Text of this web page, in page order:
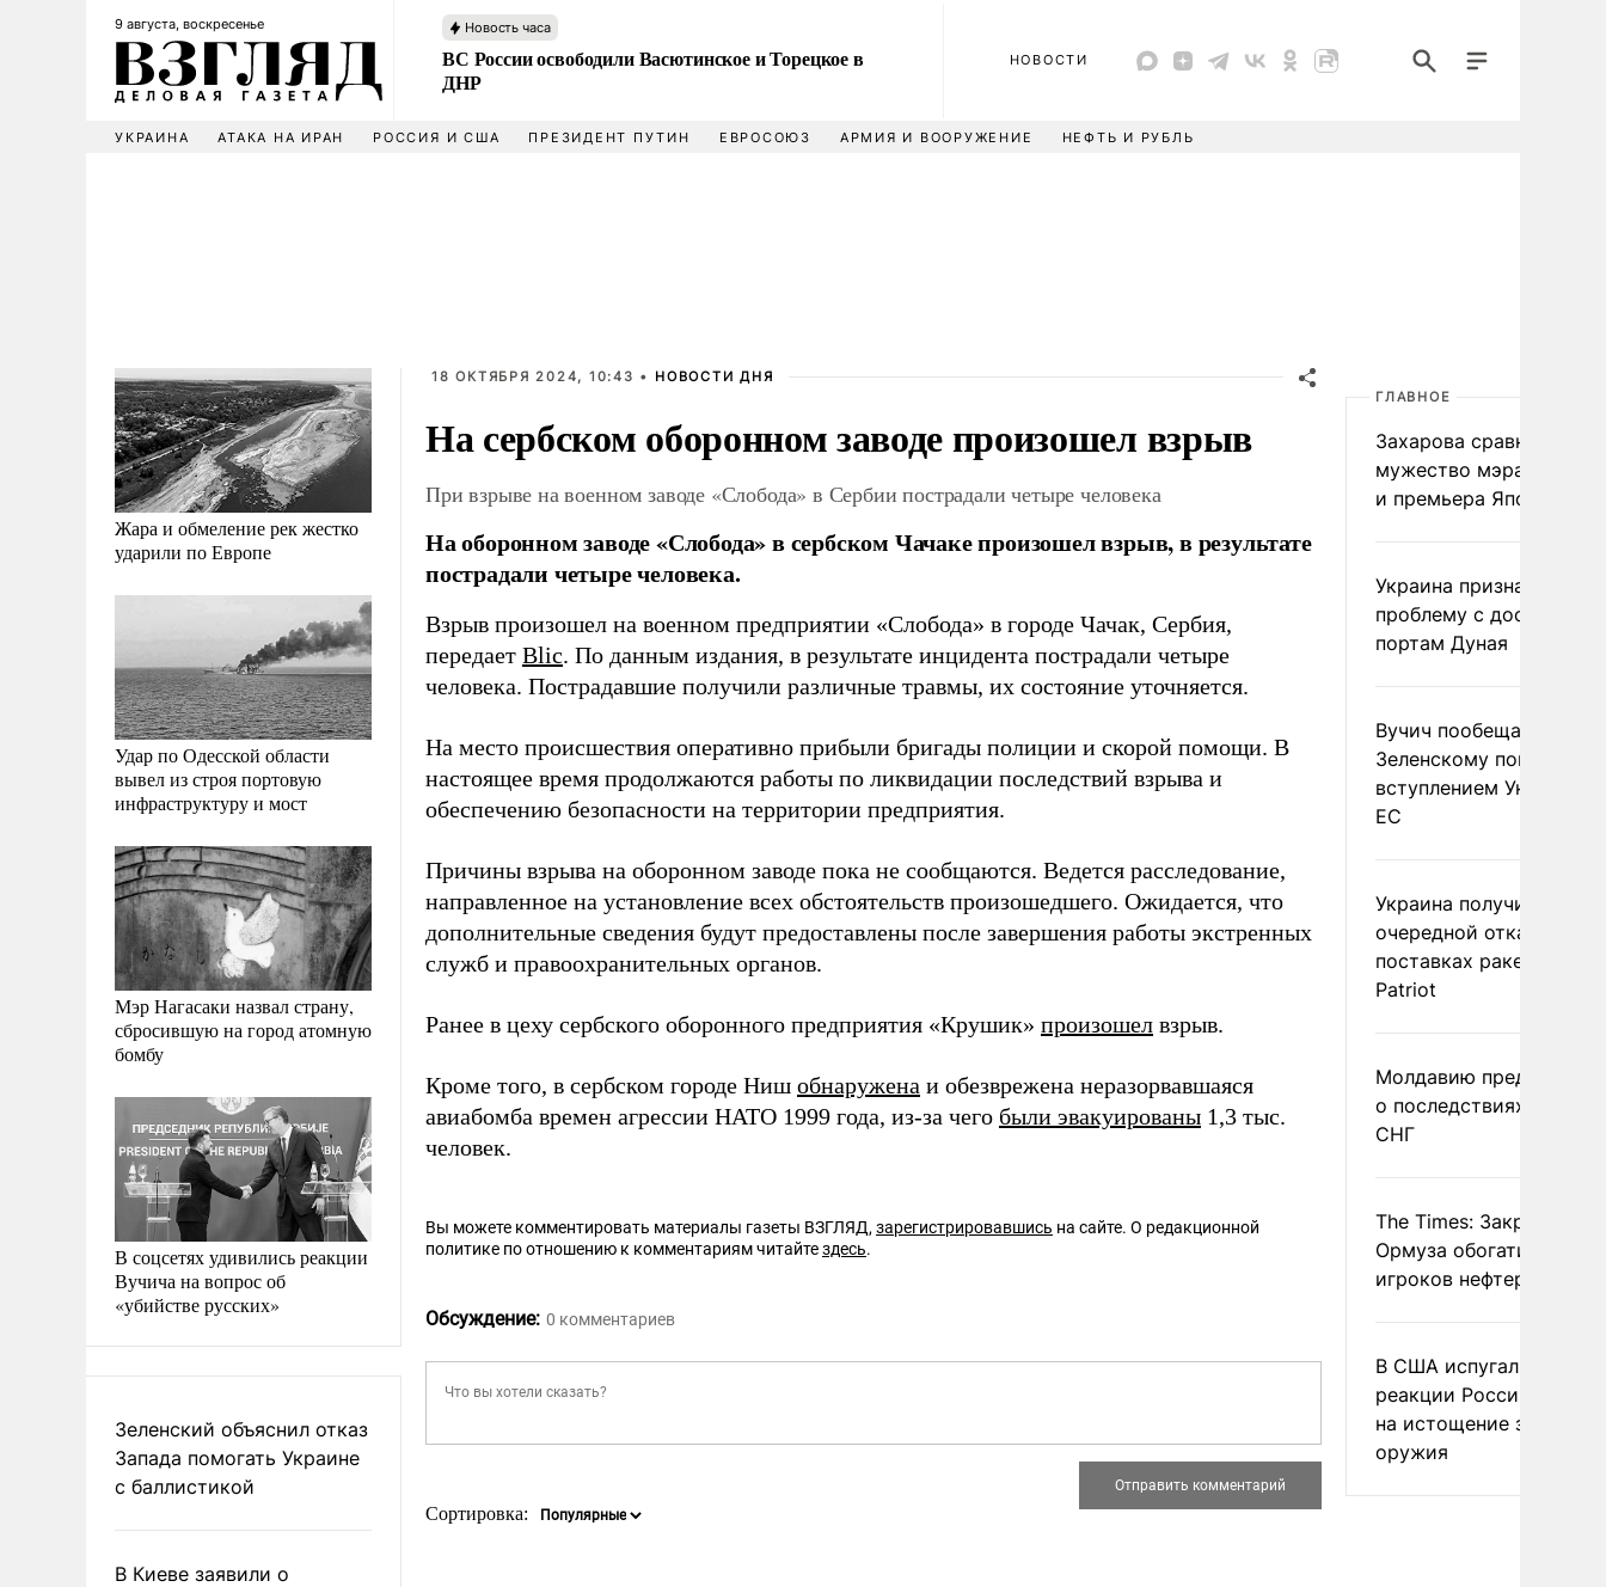
9 августа, воскресенье Новость часа
ВС России освободили Васютинское и Торецкое в
ДНР
НОВОСТИ
УКРАИНА АТАКА НА ИРАН РОССИЯ И США ПРЕЗИДЕНТ ПУТИН ЕВРОСОЮЗ АРМИЯ И ВООРУЖЕНИЕ НЕФТЬ И РУБЛЬ
Жара и обмеление рек жестко
ударили по Европе
Удар по Одесской области
вывел из строя портовую
инфраструктуру и мост
Мэр Нагасаки назвал страну,
сбросившую на город атомную
бомбу
В соцсетях удивились реакции
Вучича на вопрос об
«убийстве русских»
Зеленский объяснил отказ
Запада помогать Украине
с баллистикой
В Киеве заявили о
18 ОКТЯБРЯ 2024, 10:43 • НОВОСТИ ДНЯ
На сербском оборонном заводе произошел взрыв
При взрыве на военном заводе «Слобода» в Сербии пострадали четыре человека
На оборонном заводе «Слобода» в сербском Чачаке произошел взрыв, в результате
пострадали четыре человека.
Взрыв произошел на военном предприятии «Слобода» в городе Чачак, Сербия,
передает Blic. По данным издания, в результате инцидента пострадали четыре
человека. Пострадавшие получили различные травмы, их состояние уточняется.
На место происшествия оперативно прибыли бригады полиции и скорой помощи. В
настоящее время продолжаются работы по ликвидации последствий взрыва и
обеспечению безопасности на территории предприятия.
Причины взрыва на оборонном заводе пока не сообщаются. Ведется расследование,
направленное на установление всех обстоятельств произошедшего. Ожидается, что
дополнительные сведения будут предоставлены после завершения работы экстренных
служб и правоохранительных органов.
Ранее в цеху сербского оборонного предприятия «Крушик» произошел взрыв.
Кроме того, в сербском городе Ниш обнаружена и обезврежена неразорвавшаяся
авиабомба времен агрессии НАТО 1999 года, из-за чего были эвакуированы 1,3 тыс.
человек.
Вы можете комментировать материалы газеты ВЗГЛЯД, зарегистрировавшись на сайте. О редакционной
политике по отношению к комментариям читайтездесь.
Обсуждение: 0 комментариев
Сортировка:
ГЛАВНОЕ
Захарова сравнила
мужество мэра
и премьера Японии
Украина признала
проблему с доступом к
портам Дуная
Вучич пообещал
Зеленскому помочь со
вступлением Украины в
ЕС
Украина получила
очередной отказ в
поставках ракет для
Patriot
Молдавию
о последствиях выхода
СНГ
The Times: Закрытие
Ормуза обогатило
игроков нефтерынка
В США испугались
реакции России и
на истощение запасов
оружия